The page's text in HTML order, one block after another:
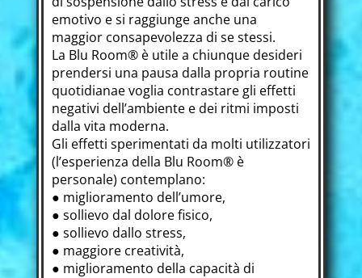
emotivo e si raggiunge anche una
maggior consapevolezza di se stessi.
La Blu Room® è utile a chiunque desideri
prendersi una pausa dalla propria routine
quotidianae voglia contrastare gli effetti
negativi dell’ambiente e dei ritmi imposti
dalla vita moderna.
Gli effetti sperimentati da molti utilizzatori
(l’esperienza della Blu Room® è
personale) contemplano:
● miglioramento dell’umore,
● sollievo dal dolore fisico,
● sollievo dallo stress,
● maggiore creatività,
● miglioramento della capacità di